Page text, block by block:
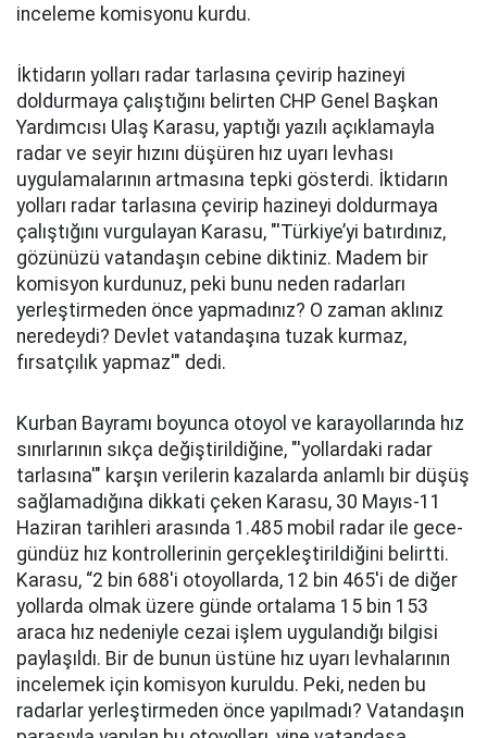
inceleme komisyonu kurdu.
İktidarın yolları radar tarlasına çevirip hazineyi
doldurmaya çalıştığını belirten CHP Genel Başkan
Yardımcısı Ulaş Karasu, yaptığı yazılı açıklamayla
radar ve seyir hızını düşüren hız uyarı levhası
uygulamalarının artmasına tepki gösterdi. İktidarın
yolları radar tarlasına çevirip hazineyi doldurmaya
çalıştığını vurgulayan Karasu, "'Türkiye’yi batırdınız,
gözünüzü vatandaşın cebine diktiniz. Madem bir
komisyon kurdunuz, peki bunu neden radarları
yerleştirmeden önce yapmadınız? O zaman aklınız
neredeydi? Devlet vatandaşına tuzak kurmaz,
fırsatçılık yapmaz'" dedi.
Kurban Bayramı boyunca otoyol ve karayollarında hız
sınırlarının sıkça değiştirildiğine, "'yollardaki radar
tarlasına'" karşın verilerin kazalarda anlamlı bir düşüş
sağlamadığına dikkati çeken Karasu, 30 Mayıs-11
Haziran tarihleri arasında 1.485 mobil radar ile gece-
gündüz hız kontrollerinin gerçekleştirildiğini belirtti.
Karasu, “2 bin 688'i otoyollarda, 12 bin 465'i de diğer
yollarda olmak üzere günde ortalama 15 bin 153
araca hız nedeniyle cezai işlem uygulandığı bilgisi
paylaşıldı. Bir de bunun üstüne hız uyarı levhalarının
incelemek için komisyon kuruldu. Peki, neden bu
radarlar yerleştirmeden önce yapılmadı? Vatandaşın